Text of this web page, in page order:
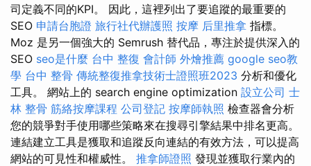
司定義不同的KPI。 因此，這裡列出了要追蹤的最重要的
SEO 申請台胞證 旅行社代辦護照 按摩 后里推拿 指標。
Moz 是另一個強大的 Semrush 替代品，專注於提供深入的
SEO seo是什麼 台中 整復 會計師 外燴推薦 google seo教
學 台中 整骨 傳統整復推拿技術士證照班2023 分析和優化
工具。 網站上的 search engine optimization 設立公司 士
林 整骨 筋絡按摩課程 公司登記 按摩師執照 檢查器會分析
您的競爭對手使用哪些策略來在搜尋引擎結果中排名更高。
連結建立工具是獲取和追蹤反向連結的有效方法，可以提高
網站的可見性和權威性。 推拿師證照 發現並獲取行業內的